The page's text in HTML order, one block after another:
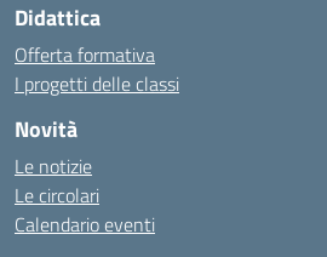
Didattica
Offerta formativa
I progetti delle classi
Novità
Le notizie
Le circolari
Calendario eventi